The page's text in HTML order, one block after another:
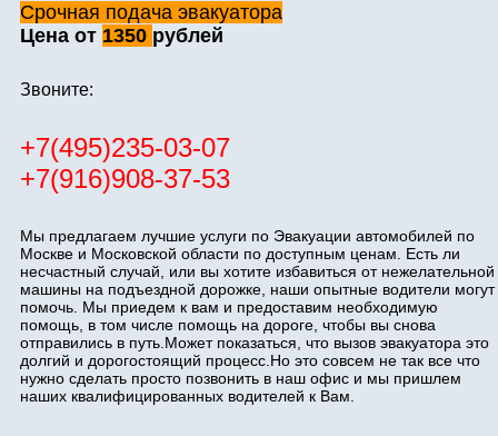
Срочная подача эвакуатора
Цена от 1350 рублей
Звоните:
+7(495)235-03-07
+7(916)908-37-53
Мы предлагаем лучшие услуги по Эвакуации автомобилей по
Москве и Московской области по доступным ценам. Есть ли
несчастный случай, или вы хотите избавиться от нежелательной
машины на подъездной дорожке, наши опытные водители могут
помочь. Мы приедем к вам и предоставим необходимую
помощь, в том числе помощь на дороге, чтобы вы снова
отправились в путь.Может показаться, что вызов эвакуатора это
долгий и дорогостоящий процесс.Но это совсем не так все что
нужно сделать просто позвонить в наш офис и мы пришлем
наших квалифицированных водителей к Вам.